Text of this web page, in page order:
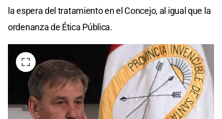
la espera del tratamiento en el Concejo, al igual que la
ordenanza de Ética Pública.